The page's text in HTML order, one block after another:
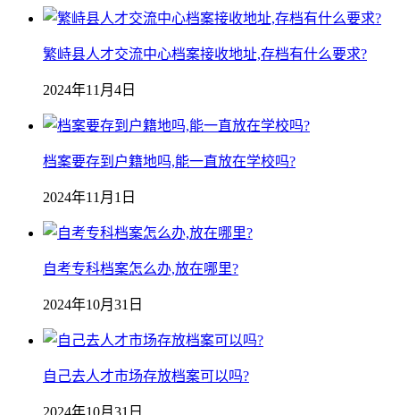
繁峙县人才交流中心档案接收地址,存档有什么要求?
2024年11月4日
档案要存到户籍地吗,能一直放在学校吗?
2024年11月1日
自考专科档案怎么办,放在哪里?
2024年10月31日
自己去人才市场存放档案可以吗?